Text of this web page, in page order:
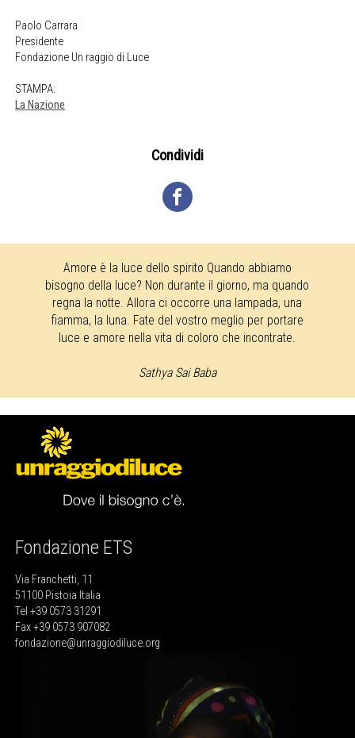
Paolo Carrara
Presidente
Fondazione Un raggio di Luce
STAMPA:
La Nazione
Condividi
Amore è la luce dello spirito Quando abbiamo
bisogno della luce? Non durante il giorno, ma quando
regna la notte. Allora ci occorre una lampada, una
fiamma, la luna. Fate del vostro meglio per portare
luce e amore nella vita di coloro che incontrate.
Sathya Sai Baba
Fondazione ETS
Via Franchetti, 11
51100 Pistoia Italia
Tel +39 0573 31291
Fax +39 0573 907082
fondazione@unraggiodiluce.org